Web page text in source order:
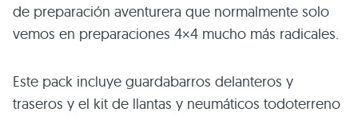
de preparación aventurera que normalmente solo
vemos en preparaciones 4×4 mucho más radicales.
Este pack incluye guardabarros delanteros y
traseros y el kit de llantas y neumáticos todoterreno